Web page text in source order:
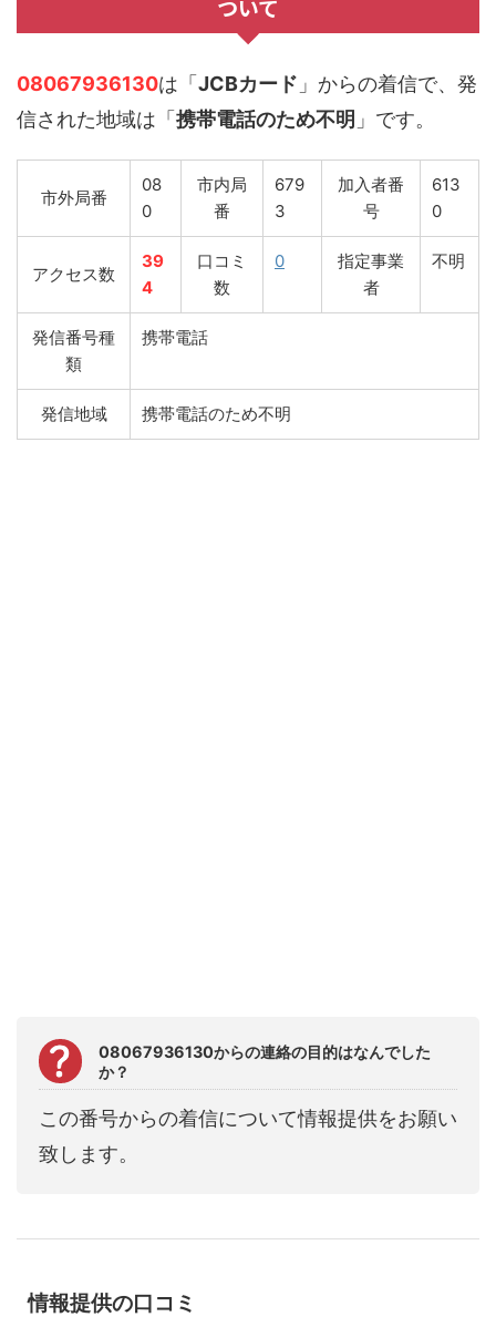
ついて
08067936130は「 JCBカード 」からの着信で、発
信された地域は「 携帯電話のため不明 」です。
市外局番
08
0
市内局
番
679
3
加入者番
号
613
0
アクセス数
39
4
口コミ
数
0
指定事業
者
不明
発信番号種
類
携帯電話
発信地域 携帯電話のため不明
08067936130からの連絡の目的はなんでした
か？
この番号からの着信について情報提供をお願い
致します。
情報提供の口コミ